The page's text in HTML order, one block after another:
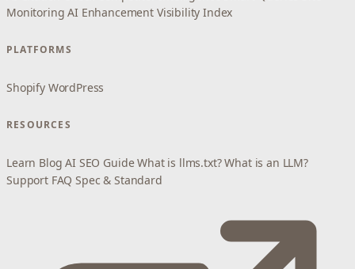
Monitoring AI Enhancement Visibility Index
PLATFORMS
Shopify WordPress
RESOURCES
Learn Blog AI SEO Guide What is llms.txt? What is an LLM?
Support FAQ Spec & Standard